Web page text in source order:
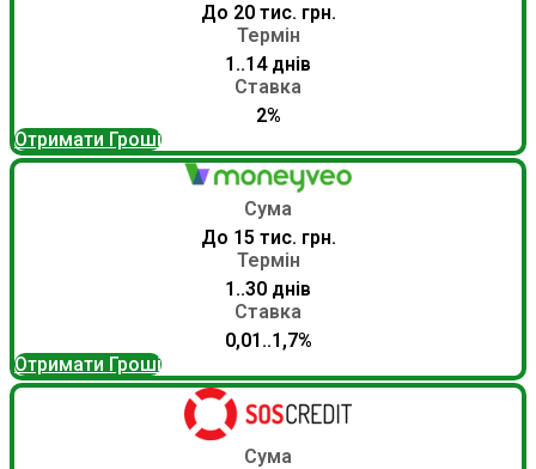
До 20 тис. грн.
Термін
1..14 днів
Ставка
2%
Отримати Гроші
Сума
До 15 тис. грн.
Термін
1..30 днів
Ставка
0,01..1,7%
Отримати Гроші
Сума